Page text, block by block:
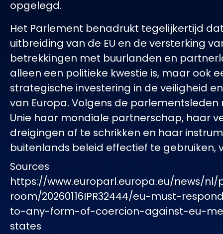
opgelegd.
Het Parlement benadrukt tegelijkertijd
uitbreiding van de EU en de versterking
betrekkingen met buurlanden en
alleen een politieke kwestie is, maar ook
strategische investering in de veiligheid
van Europa. Volgens de
Unie haar mondiale partnerschap, haar
dreigingen af te schrikken en haar
buitenlands beleid effectief te gebruiken,
Sources
https://www.europarl.europa.eu/news/nl/
room/20260116IPR32444/eu-must-
to-any-form-of-coercion-against-eu-
states